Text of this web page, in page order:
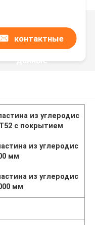
контактные
данные
из углеродис
с покрытием
из углеродис
мм
из углеродис
мм